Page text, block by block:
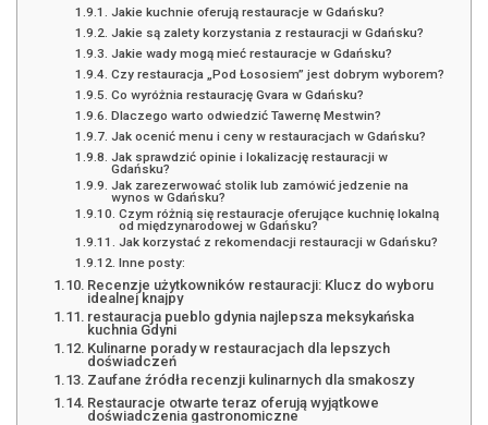
Jakie kuchnie oferują restauracje w Gdańsku?
Jakie są zalety korzystania z restauracji w Gdańsku?
Jakie wady mogą mieć restauracje w Gdańsku?
Czy restauracja „Pod Łososiem” jest dobrym wyborem?
Co wyróżnia restaurację Gvara w Gdańsku?
Dlaczego warto odwiedzić Tawernę Mestwin?
Jak ocenić menu i ceny w restauracjach w Gdańsku?
Jak sprawdzić opinie i lokalizację restauracji w
Gdańsku?
Jak zarezerwować stolik lub zamówić jedzenie na
wynos w Gdańsku?
Czym różnią się restauracje oferujące kuchnię lokalną
od międzynarodowej w Gdańsku?
Jak korzystać z rekomendacji restauracji w Gdańsku?
Inne posty:
Recenzje użytkowników restauracji: Klucz do wyboru
idealnej knajpy
restauracja pueblo gdynia najlepsza meksykańska
kuchnia Gdyni
Kulinarne porady w restauracjach dla lepszych
doświadczeń
Zaufane źródła recenzji kulinarnych dla smakoszy
Restauracje otwarte teraz oferują wyjątkowe
doświadczenia gastronomiczne